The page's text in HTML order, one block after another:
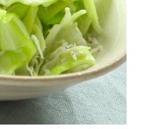
ノ
ム